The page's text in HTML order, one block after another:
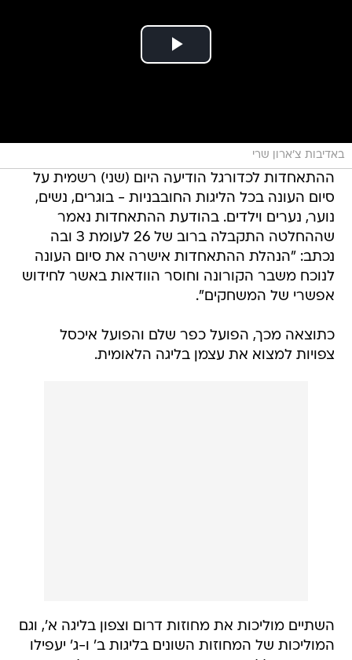
באדיבות צ'ארון שרי
ההתאחדות לכדורגל הודיעה היום (שני) רשמית על
סיום העונה בכל הליגות החובבניות - בוגרים, נשים,
נוער, נערים וילדים. בהודעת ההתאחדות נאמר
שההחלטה התקבלה ברוב של 26 לעומת 3 ובה
נכתב: "הנהלת ההתאחדות אישרה את סיום העונה
לנוכח משבר הקורונה וחוסר הוודאות באשר לחידוש
אפשרי של המשחקים".
כתוצאה מכך, הפועל כפר שלם והפועל איכסל
צפויות למצוא את עצמן בליגה הלאומית.
השתיים מוליכות את מחוזות דרום וצפון בליגה א', וגם
המוליכות של המחוזות השונים בליגות ב' ו-ג' יעפילו